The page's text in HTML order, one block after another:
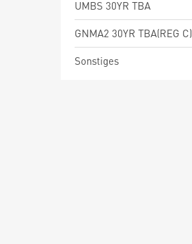
UMBS 30YR TBA
GNMA2 30YR TBA(REG C)
Sonstiges